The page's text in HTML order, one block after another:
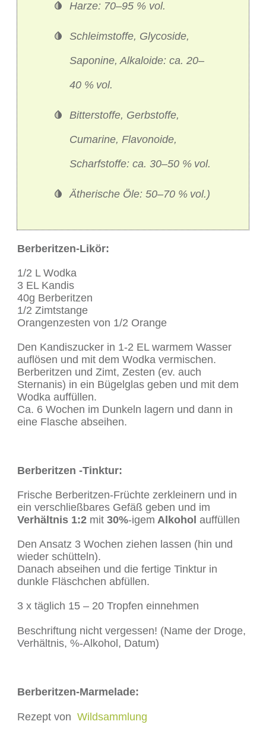
Harze: 70–95 % vol.
Schleimstoffe, Glycoside,
Saponine, Alkaloide: ca. 20–
40 % vol.
Bitterstoffe, Gerbstoffe,
Cumarine, Flavonoide,
Scharfstoffe: ca. 30–50 % vol.
Ätherische Öle: 50–70 % vol.)
Berberitzen-Likör:
1/2 L Wodka
3 EL Kandis
40g Berberitzen
1/2 Zimtstange
Orangenzesten von 1/2 Orange
Den Kandiszucker in 1-2 EL warmem Wasser
auflösen und mit dem Wodka vermischen.
Berberitzen und Zimt, Zesten (ev. auch
Sternanis) in ein Bügelglas geben und mit dem
Wodka auffüllen.
Ca. 6 Wochen im Dunkeln lagern und dann in
eine Flasche abseihen.
Berberitzen -Tinktur:
Frische Berberitzen-Früchte zerkleinern und in
ein verschließbares Gefäß geben und im
Verhältnis 1:2 mit 30%-igem Alkohol auffüllen
Den Ansatz 3 Wochen ziehen lassen (hin und
wieder schütteln).
Danach abseihen und die fertige Tinktur in
dunkle Fläschchen abfüllen.
3 x täglich 15 – 20 Tropfen einnehmen
Beschriftung nicht vergessen! (Name der Droge,
Verhältnis, %-Alkohol, Datum)
Berberitzen-Marmelade:
Rezept von Wildsammlung